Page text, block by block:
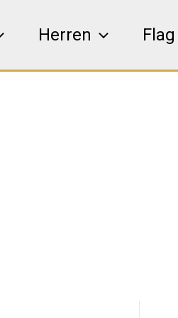
Herren Flag